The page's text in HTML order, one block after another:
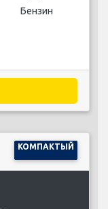
Бензин
КОМПАКТЫЙ